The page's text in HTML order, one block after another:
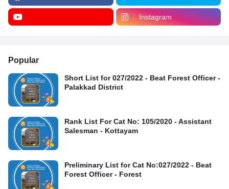
Instagram
Popular
Short List for 027/2022 - Beat Forest Officer -
Palakkad District
Rank List For Cat No: 105/2020 - Assistant
Salesman - Kottayam
Preliminary List for Cat No:027/2022 - Beat
Forest Officer - Forest